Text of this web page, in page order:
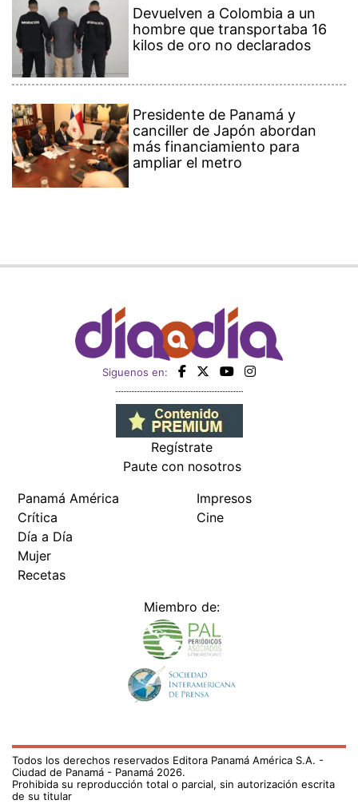
Devuelven a Colombia a un
hombre que transportaba 16
kilos de oro no declarados
Presidente de Panamá y
canciller de Japón abordan
más financiamiento para
ampliar el metro
Siguenos en:
Regístrate
Paute con nosotros
Panamá América
Crítica
Día a Día
Mujer
Recetas
Impresos
Cine
Miembro de:
Todos los derechos reservados Editora Panamá América S.A. -
Ciudad de Panamá - Panamá 2026.
Prohibida su reproducción total o parcial, sin autorización escrita
de su titular